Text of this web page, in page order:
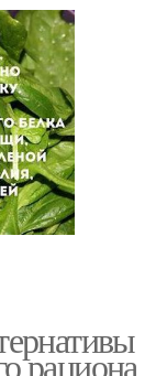
рациона